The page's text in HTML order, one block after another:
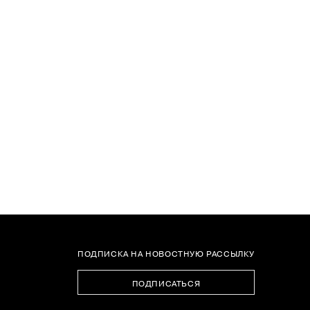
ПОДПИСКА НА НОВОСТНУЮ РАССЫЛКУ
ПОДПИСАТЬСЯ